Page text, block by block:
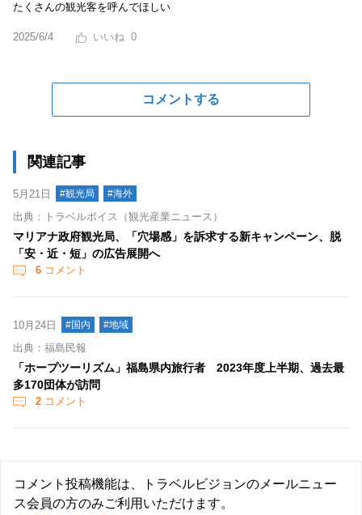
たくさんの観光客を呼んでほしい
2025/6/4 0
コメントする
関連記事
5月21日 #観光局 #海外
出典：トラベルボイス（観光産業ニュース）
マリアナ政府観光局、「穴場感」を訴求する新キャンペーン、脱
「安・近・短」の広告展開へ
6 コメント
10月24日 #国内 #地域
出典：福島民報
「ホープツーリズム」福島県内旅行者 2023年度上半期、過去最
多170団体が訪問
2 コメント
コメント投稿機能は、トラベルビジョンのメールニュー
ス会員の方のみご利用いただけます。